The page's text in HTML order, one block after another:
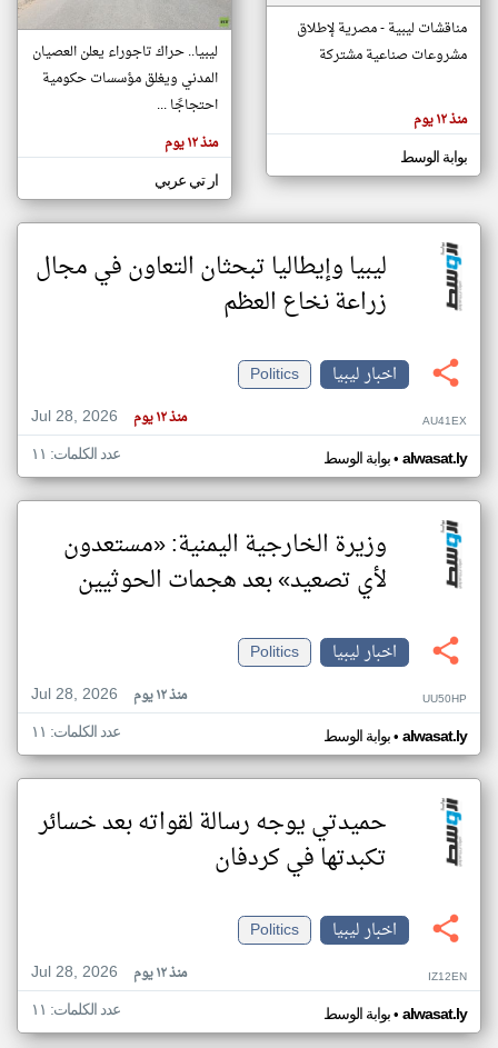
تغيير الدولة
مصادر الأخبار من ليبيا
اخبار ليبيا على مدار الساعة
أهم اخبار ليبيا العاجلة والمباشرة
المقالات
الموجوده
هنا عن
وجهة
نظر
كاتبيها.
مناقشات ليبية - مصرية لإطلاق
مشروعات صناعية مشتركة
منذ ١٢ يوم
بوابة الوسط
ليبيا.. حراك تاجوراء يعلن العصيان
المدني ويغلق مؤسسات حكومية
احتجاجًا ...
منذ ١٢ يوم
ار تي عربي
ليبيا وإيطاليا تبحثان التعاون في مجال
زراعة نخاع العظم
اخبار ليبيا
Politics
Jul 28, 2026
منذ ١٢ يوم AU41EX
بوابة الوسط• alwasat.ly عدد الكلمات: ١١
وزيرة الخارجية اليمنية: «مستعدون
لأي تصعيد» بعد هجمات الحوثيين
اخبار ليبيا
Politics
Jul 28, 2026
منذ ١٢ يوم UU50HP
بوابة الوسط• alwasat.ly عدد الكلمات: ١١
حميدتي يوجه رسالة لقواته بعد خسائر
تكبدتها في كردفان
اخبار ليبيا
Politics
Jul 28, 2026
منذ ١٢ يوم IZ12EN
بوابة الوسط• alwasat.ly عدد الكلمات: ١١
klyoum.com